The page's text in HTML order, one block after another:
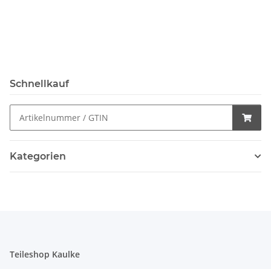
Schnellkauf
Kategorien
Teileshop Kaulke